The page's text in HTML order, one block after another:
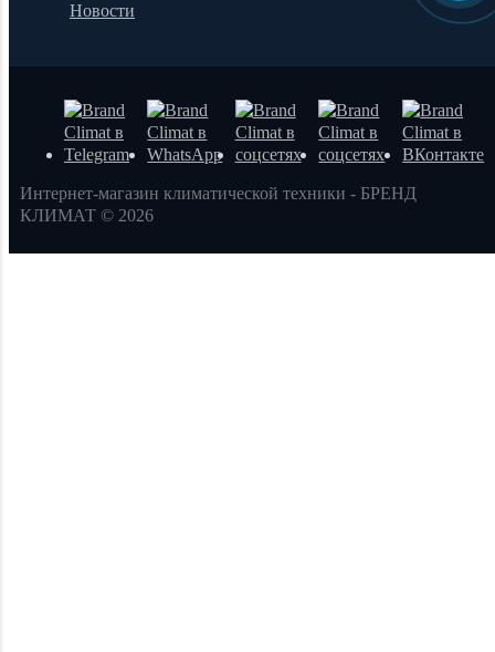
Новости
Интернет-магазин климатической техники - БРЕНД
КЛИМАТ © 2026